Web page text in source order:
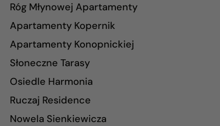
Róg Młynowej Apartamenty
Apartamenty Kopernik
Apartamenty Konopnickiej
Słoneczne Tarasy
Osiedle Harmonia
Ruczaj Residence
Nowela Sienkiewicza